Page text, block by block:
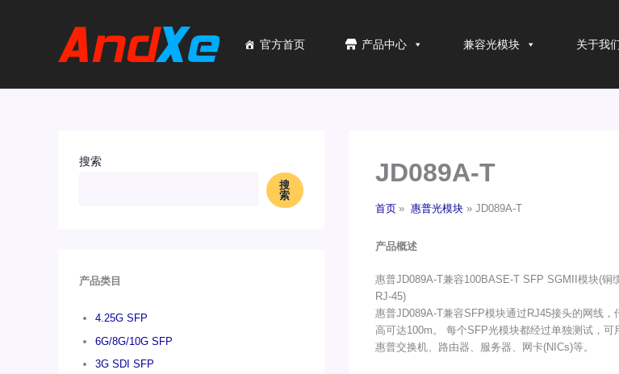
官方首页 产品中心 兼容光模块 关于我
搜索
搜
索
产品类目
4.25G SFP
6G/8G/10G SFP
3G SDI SFP
JD089A-T
首页 惠普光模块 JD089A-T
产品概述
惠普JD089A-T兼容100BASE-T SFP SGMII模块(铜
RJ-45)
惠普JD089A-T兼容SFP模块通过RJ45接头的网线，
高可达100m。 每个SFP光模块都经过单独测试，可
惠普交换机、路由器、服务器、网卡(NICs)等。